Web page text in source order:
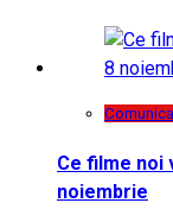
Ce filme noi
noiembrie